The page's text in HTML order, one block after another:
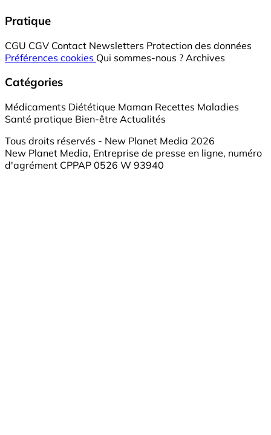
Pratique
CGU CGV Contact Newsletters Protection des données
Préférences cookies Qui sommes-nous ? Archives
Catégories
Médicaments Diététique Maman Recettes Maladies
Santé pratique Bien-être Actualités
Tous droits réservés - New Planet Media 2026
New Planet Media, Entreprise de presse en ligne, numéro
d'agrément CPPAP 0526 W 93940